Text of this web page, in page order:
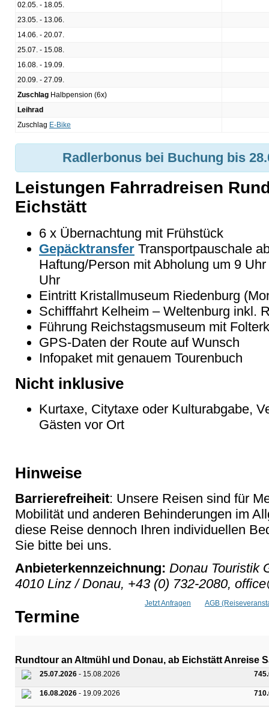
02.05. - 18.05.
23.05. - 13.06.
14.06. - 20.07.
25.07. - 15.08.
16.08. - 19.09.
20.09. - 27.09.
Zuschlag Halbpension (6x)
Leihrad
Zuschlag E-Bike
Radlerbonus bei Buchung bis
Leistungen Fahrradreisen
Eichstätt
6 x Übernachtung mit Frühstück
Gepäcktransfer Transportpauschale
Haftung/Person mit Abholung um 9
Uhr
Eintritt Kristallmuseum Riedenburg
Schifffahrt Kelheim – Weltenburg inkl.
Führung Reichstagsmuseum mit
GPS-Daten der Route auf Wunsch
Infopaket mit genauem Tourenbuch
Nicht inklusive
Kurtaxe, Citytaxe oder Kulturabgabe,
Gästen vor Ort
Hinweise
Barrierefreiheit: Unsere Reisen sind für
Mobilität und anderen Behinderungen im
diese Reise dennoch Ihren individuellen
Sie bitte bei uns.
Anbieterkennzeichnung: Donau Touristik
4010 Linz / Donau, +43 (0) 732-2080,
Jetzt Anfragen AGB
Termine
Rundtour an Altmühl und Donau, ab Eichstätt Anreise
25.07.2026 - 15.08.2026
16.08.2026 - 19.09.2026